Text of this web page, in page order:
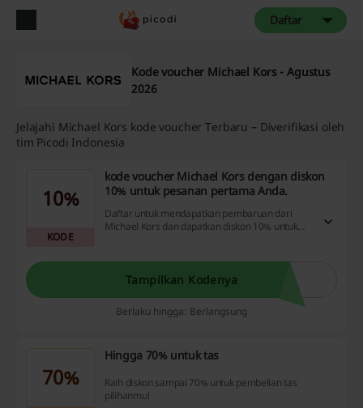
Daftar
Kode voucher Michael Kors - Agustus
2026
Jelajahi Michael Kors kode voucher Terbaru – Diverifikasi oleh
tim Picodi Indonesia
10%
KODE
kode voucher Michael Kors dengan diskon
10% untuk pesanan pertama Anda.
Daftar untuk mendapatkan pembaruan dari
Michael Kors dan dapatkan diskon 10% untuk
Tampilkan Kodenya
Berlaku hingga: Berlangsung
70%
Hingga 70% untuk tas
Raih diskon sampai 70% untuk pembelian tas
pilihanmu!